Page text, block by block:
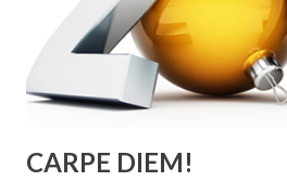
CARPE DIEM!